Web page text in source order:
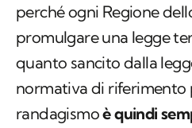
perché ogni Regione
promulgare una legge
quanto sancito dalla
normativa di riferimento
randagismoè quindi